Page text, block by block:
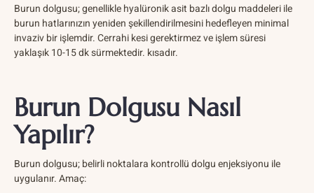
Burun dolgusu; genellikle hyalüronik asit bazlı dolgu maddeleri ile
burun hatlarınızın yeniden şekillendirilmesini hedefleyen minimal
invaziv bir işlemdir. Cerrahi kesi gerektirmez ve işlem süresi
yaklaşık 10-15 dk sürmektedir. kısadır.
Burun Dolgusu Nasıl
Yapılır?
Burun dolgusu; belirli noktalara kontrollü dolgu enjeksiyonu ile
uygulanır. Amaç: